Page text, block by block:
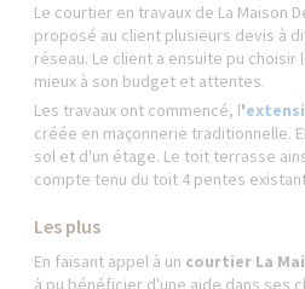
Le courtier en travaux de La Maison
proposé au client plusieurs devis à
réseau. Le client a ensuite pu
mieux à son budget et attentes.
Les travaux ont commencé, l'
créée en maçonnerie traditionnelle.
sol et d'un étage. Le toit terrasse
compte tenu du toit 4 pentes
Les plus
En faisant appel à un courtier La
à pu bénéficier d'une aide dans ses